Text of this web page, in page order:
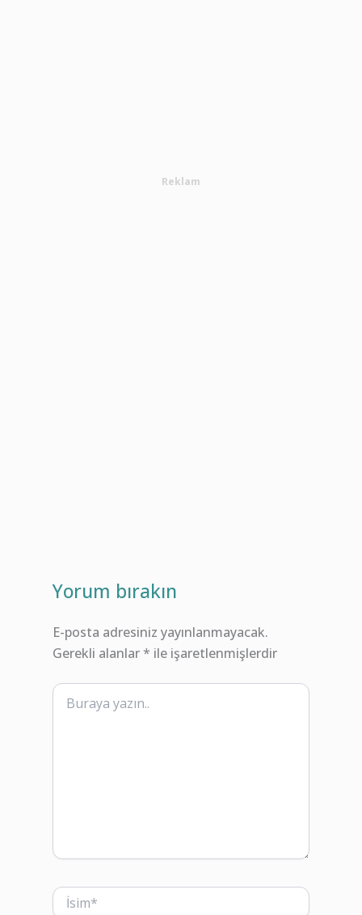
Reklam
Yorum bırakın
E-posta adresiniz yayınlanmayacak.
Gerekli alanlar* ile işaretlenmişlerdir
Buraya
yazın..
İsim*